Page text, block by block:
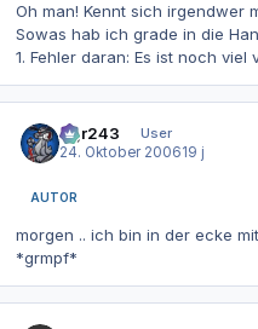
Oh man! Kennt sich irgendwer
Sowas hab ich grade in die
1. Fehler daran: Es ist noch viel
dgr243
User
24. Oktober 200619 j
AUTOR
morgen .. ich bin in der ecke
*grmpf*